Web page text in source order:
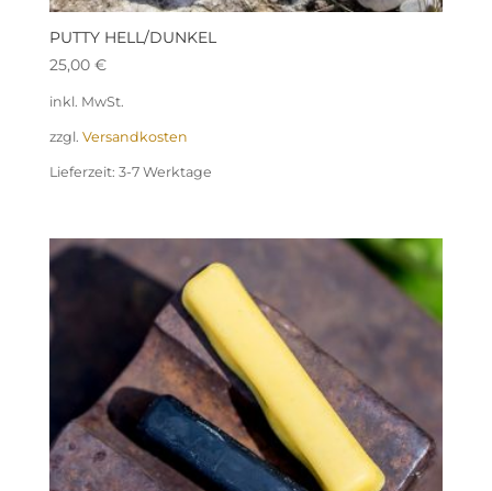
PUTTY HELL/DUNKEL
25,00 €
inkl. MwSt.
zzgl. Versandkosten
Lieferzeit: 3-7 Werktage